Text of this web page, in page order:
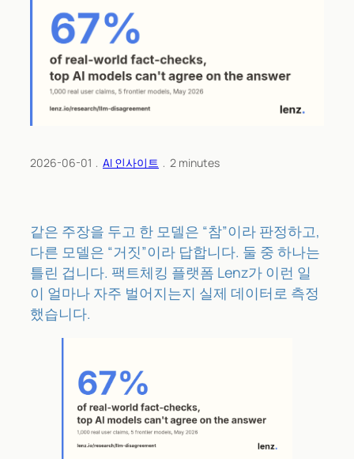
2026-06-01 ﹒ AI 인사이트 ﹒ 2 minutes
같은 주장을 두고 한 모델은 “참”이라 판정하고,
다른 모델은 “거짓”이라 답합니다. 둘 중 하나는
틀린 겁니다. 팩트체킹 플랫폼 Lenz가 이런 일
이 얼마나 자주 벌어지는지 실제 데이터로 측정
했습니다.